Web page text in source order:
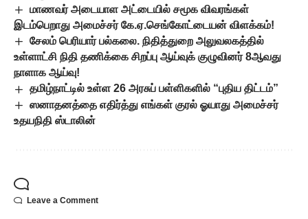
மாணவர் அடையாள அட்டையில் சமூக விவரங்கள்
இடம்பெறாது அமைச்சர் கே.ஏ.செங்கோட்டையன் விளக்கம்!
சேலம் பெரியார் பல்கலை. நிதித்துறை அலுவலகத்தில்
உள்ளாட்சி நிதி தணிக்கை சிறப்பு ஆய்வுக் குழுவினர் 8ஆவது
நாளாக ஆய்வு!
தமிழ்நாட்டில் உள்ள 26 அரசுப் பள்ளிகளில் “புதிய திட்டம்”
ஸனாதனத்தை எதிர்த்து எங்கள் குரல் ஓயாது அமைச்சர்
உதயநிதி ஸ்டாலின்
Leave a Comment